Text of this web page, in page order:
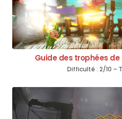
Guide des trophées
Difficulté : 2/10 –